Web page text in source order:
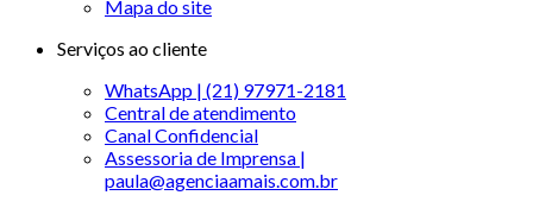
Mapa do site
Serviços ao cliente
WhatsApp | (21) 97971-2181
Central de atendimento
Canal Confidencial
Assessoria de Imprensa |
paula@agenciaamais.com.br